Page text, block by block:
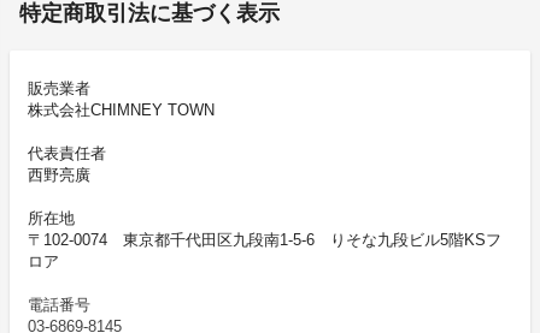
特定商取引法に基づく表示
販売業者
株式会社CHIMNEY TOWN
代表責任者
西野亮廣
所在地
〒102-0074 東京都千代田区九段南1-5-6 りそな九段ビル5階KSフ
ロア
電話番号
03-6869-8145